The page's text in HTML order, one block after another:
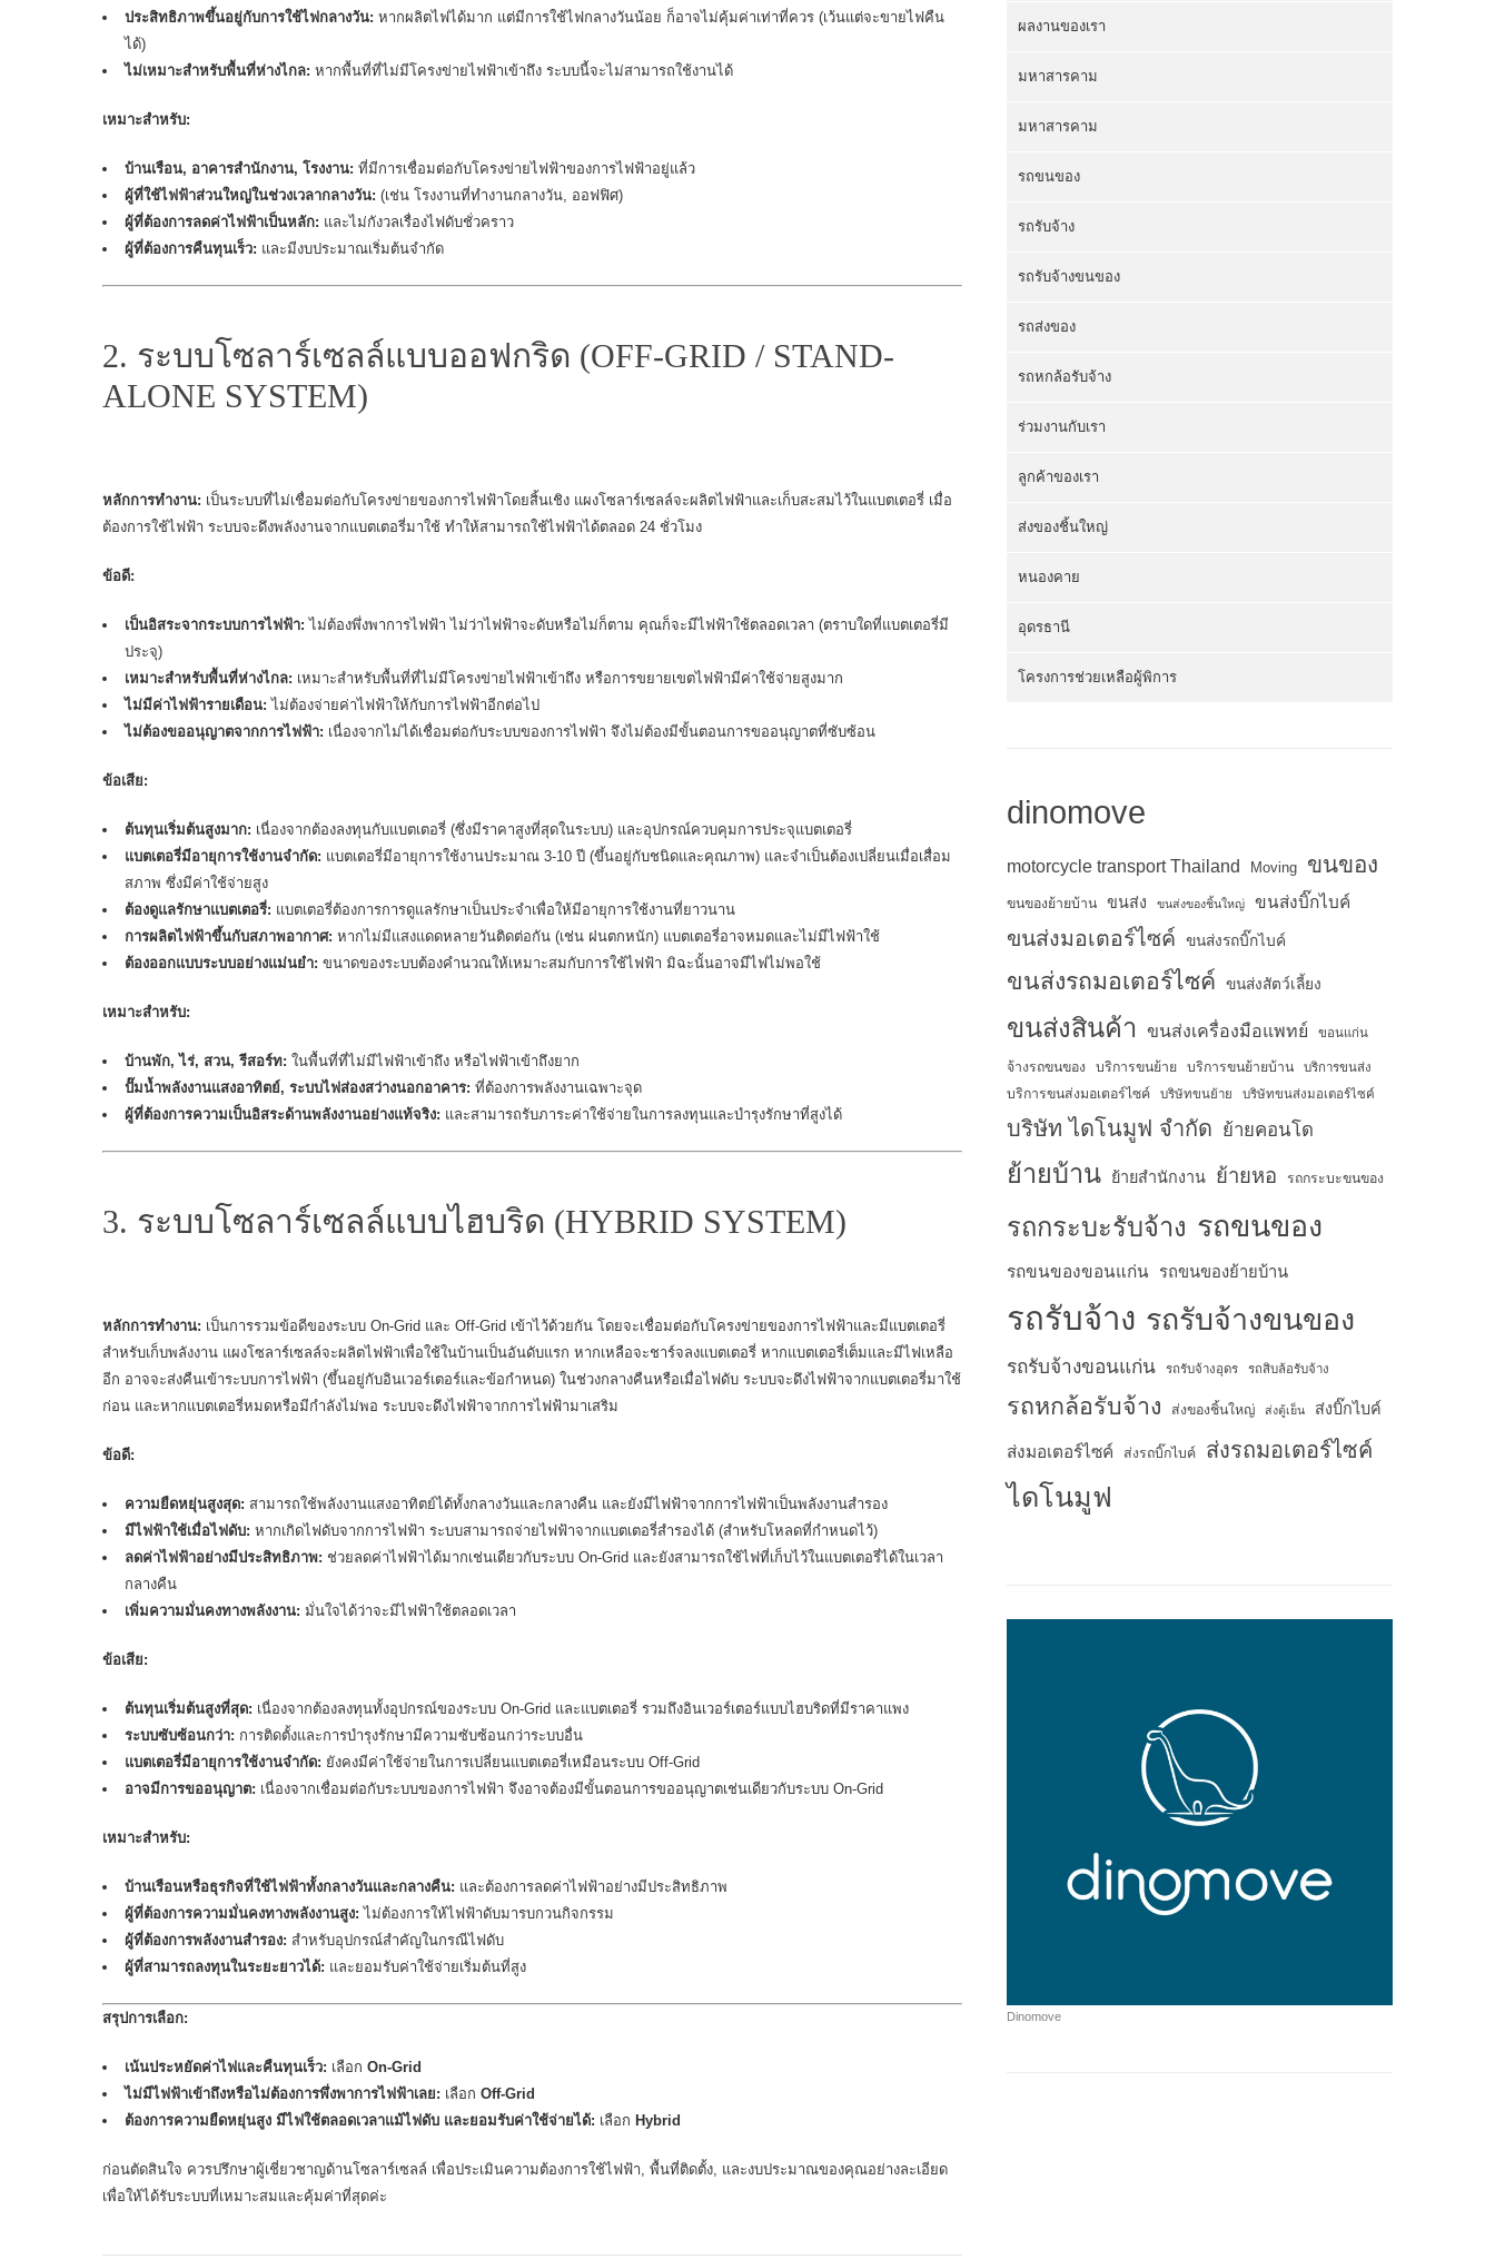
ประสิทธิภาพขึ้นอยู่กับการใช้ไฟกลางวัน: หากผลิตไฟได้มาก แต่มีการใช้ไฟกลางวันน้อย ก็อาจไม่คุ้มค่าเท่าที่ควร (เว้นแต่จะขายไฟคืน
ได้)
ไม่เหมาะสำหรับพื้นที่ห่างไกล: หากพื้นที่ที่ไม่มีโครงข่ายไฟฟ้าเข้าถึง ระบบนี้จะไม่สามารถใช้งานได้
เหมาะสำหรับ:
บ้านเรือน, อาคารสำนักงาน, โรงงาน: ที่มีการเชื่อมต่อกับโครงข่ายไฟฟ้าของการไฟฟ้าอยู่แล้ว
ผู้ที่ใช้ไฟฟ้าส่วนใหญ่ในช่วงเวลากลางวัน: (เช่น โรงงานที่ทำงานกลางวัน, ออฟฟิศ)
ผู้ที่ต้องการลดค่าไฟฟ้าเป็นหลัก: และไม่กังวลเรื่องไฟดับชั่วคราว
ผู้ที่ต้องการคืนทุนเร็ว: และมีงบประมาณเริ่มต้นจำกัด
2. ระบบโซลาร์เซลล์แบบออฟกริด (OFF-GRID / STAND-
ALONE SYSTEM)
หลักการทำงาน: เป็นระบบที่ไม่เชื่อมต่อกับโครงข่ายของการไฟฟ้าโดยสิ้นเชิง แผงโซลาร์เซลล์จะผลิตไฟฟ้าและเก็บสะสมไว้ในแบตเตอรี่ เมื่อ
ต้องการใช้ไฟฟ้า ระบบจะดึงพลังงานจากแบตเตอรี่มาใช้ ทำให้สามารถใช้ไฟฟ้าได้ตลอด 24 ชั่วโมง
ข้อดี:
เป็นอิสระจากระบบการไฟฟ้า: ไม่ต้องพึ่งพาการไฟฟ้า ไม่ว่าไฟฟ้าจะดับหรือไม่ก็ตาม คุณก็จะมีไฟฟ้าใช้ตลอดเวลา (ตราบใดที่แบตเตอรี่มี
ประจุ)
เหมาะสำหรับพื้นที่ห่างไกล: เหมาะสำหรับพื้นที่ที่ไม่มีโครงข่ายไฟฟ้าเข้าถึง หรือการขยายเขตไฟฟ้ามีค่าใช้จ่ายสูงมาก
ไม่มีค่าไฟฟ้ารายเดือน: ไม่ต้องจ่ายค่าไฟฟ้าให้กับการไฟฟ้าอีกต่อไป
ไม่ต้องขออนุญาตจากการไฟฟ้า: เนื่องจากไม่ได้เชื่อมต่อกับระบบของการไฟฟ้า จึงไม่ต้องมีขั้นตอนการขออนุญาตที่ซับซ้อน
ข้อเสีย:
ต้นทุนเริ่มต้นสูงมาก: เนื่องจากต้องลงทุนกับแบตเตอรี่ (ซึ่งมีราคาสูงที่สุดในระบบ) และอุปกรณ์ควบคุมการประจุแบตเตอรี่
แบตเตอรี่มีอายุการใช้งานจำกัด: แบตเตอรี่มีอายุการใช้งานประมาณ 3-10 ปี (ขึ้นอยู่กับชนิดและคุณภาพ) และจำเป็นต้องเปลี่ยนเมื่อเสื่อม
สภาพ ซึ่งมีค่าใช้จ่ายสูง
ต้องดูแลรักษาแบตเตอรี่: แบตเตอรี่ต้องการการดูแลรักษาเป็นประจำเพื่อให้มีอายุการใช้งานที่ยาวนาน
การผลิตไฟฟ้าขึ้นกับสภาพอากาศ: หากไม่มีแสงแดดหลายวันติดต่อกัน (เช่น ฝนตกหนัก) แบตเตอรี่อาจหมดและไม่มีไฟฟ้าใช้
ต้องออกแบบระบบอย่างแม่นยำ: ขนาดของระบบต้องคำนวณให้เหมาะสมกับการใช้ไฟฟ้า มิฉะนั้นอาจมีไฟไม่พอใช้
เหมาะสำหรับ:
บ้านพัก, ไร่, สวน, รีสอร์ท: ในพื้นที่ที่ไม่มีไฟฟ้าเข้าถึง หรือไฟฟ้าเข้าถึงยาก
ปั๊มน้ำพลังงานแสงอาทิตย์, ระบบไฟส่องสว่างนอกอาคาร: ที่ต้องการพลังงานเฉพาะจุด
ผู้ที่ต้องการความเป็นอิสระด้านพลังงานอย่างแท้จริง: และสามารถรับภาระค่าใช้จ่ายในการลงทุนและบำรุงรักษาที่สูงได้
3. ระบบโซลาร์เซลล์แบบไฮบริด (HYBRID SYSTEM)
หลักการทำงาน: เป็นการรวมข้อดีของระบบ On-Grid และ Off-Grid เข้าไว้ด้วยกัน โดยจะเชื่อมต่อกับโครงข่ายของการไฟฟ้าและมีแบตเตอรี่
สำหรับเก็บพลังงาน แผงโซลาร์เซลล์จะผลิตไฟฟ้าเพื่อใช้ในบ้านเป็นอันดับแรก หากเหลือจะชาร์จลงแบตเตอรี่ หากแบตเตอรี่เต็มและมีไฟเหลือ
อีก อาจจะส่งคืนเข้าระบบการไฟฟ้า (ขึ้นอยู่กับอินเวอร์เตอร์และข้อกำหนด) ในช่วงกลางคืนหรือเมื่อไฟดับ ระบบจะดึงไฟฟ้าจากแบตเตอรี่มาใช้
ก่อน และหากแบตเตอรี่หมดหรือมีกำลังไม่พอ ระบบจะดึงไฟฟ้าจากการไฟฟ้ามาเสริม
ข้อดี:
ความยืดหยุ่นสูงสุด: สามารถใช้พลังงานแสงอาทิตย์ได้ทั้งกลางวันและกลางคืน และยังมีไฟฟ้าจากการไฟฟ้าเป็นพลังงานสำรอง
มีไฟฟ้าใช้เมื่อไฟดับ: หากเกิดไฟดับจากการไฟฟ้า ระบบสามารถจ่ายไฟฟ้าจากแบตเตอรี่สำรองได้ (สำหรับโหลดที่กำหนดไว้)
ลดค่าไฟฟ้าอย่างมีประสิทธิภาพ: ช่วยลดค่าไฟฟ้าได้มากเช่นเดียวกับระบบ On-Grid และยังสามารถใช้ไฟที่เก็บไว้ในแบตเตอรี่ได้ในเวลา
กลางคืน
เพิ่มความมั่นคงทางพลังงาน: มั่นใจได้ว่าจะมีไฟฟ้าใช้ตลอดเวลา
ข้อเสีย:
ต้นทุนเริ่มต้นสูงที่สุด: เนื่องจากต้องลงทุนทั้งอุปกรณ์ของระบบ On-Grid และแบตเตอรี่ รวมถึงอินเวอร์เตอร์แบบไฮบริดที่มีราคาแพง
ระบบซับซ้อนกว่า: การติดตั้งและการบำรุงรักษามีความซับซ้อนกว่าระบบอื่น
แบตเตอรี่มีอายุการใช้งานจำกัด: ยังคงมีค่าใช้จ่ายในการเปลี่ยนแบตเตอรี่เหมือนระบบ Off-Grid
อาจมีการขออนุญาต: เนื่องจากเชื่อมต่อกับระบบของการไฟฟ้า จึงอาจต้องมีขั้นตอนการขออนุญาตเช่นเดียวกับระบบ On-Grid
เหมาะสำหรับ:
บ้านเรือนหรือธุรกิจที่ใช้ไฟฟ้าทั้งกลางวันและกลางคืน: และต้องการลดค่าไฟฟ้าอย่างมีประสิทธิภาพ
ผู้ที่ต้องการความมั่นคงทางพลังงานสูง: ไม่ต้องการให้ไฟฟ้าดับมารบกวนกิจกรรม
ผู้ที่ต้องการพลังงานสำรอง: สำหรับอุปกรณ์สำคัญในกรณีไฟดับ
ผู้ที่สามารถลงทุนในระยะยาวได้: และยอมรับค่าใช้จ่ายเริ่มต้นที่สูง
สรุปการเลือก:
เน้นประหยัดค่าไฟและคืนทุนเร็ว: เลือก On-Grid
ไม่มีไฟฟ้าเข้าถึงหรือไม่ต้องการพึ่งพาการไฟฟ้าเลย: เลือก Off-Grid
ต้องการความยืดหยุ่นสูง มีไฟใช้ตลอดเวลาแม้ไฟดับ และยอมรับค่าใช้จ่ายได้: เลือก Hybrid
ก่อนตัดสินใจ ควรปรึกษาผู้เชี่ยวชาญด้านโซลาร์เซลล์ เพื่อประเมินความต้องการใช้ไฟฟ้า, พื้นที่ติดตั้ง, และงบประมาณของคุณอย่างละเอียด
เพื่อให้ได้รับระบบที่เหมาะสมและคุ้มค่าที่สุดค่ะ
ผลงานของเรา
มหาสารคาม
มหาสารคาม
รถขนของ
รถรับจ้าง
รถรับจ้างขนของ
รถส่งของ
รถหกล้อรับจ้าง
ร่วมงานกับเรา
ลูกค้าของเรา
ส่งของชิ้นใหญ่
หนองคาย
อุดรธานี
โครงการช่วยเหลือผู้พิการ
dinomove
motorcycle transport Thailand Moving ขนของ
ขนของย้ายบ้าน ขนส่ง ขนส่งของชิ้นใหญ่ ขนส่งบิ๊กไบค์
ขนส่งมอเตอร์ไซค์ ขนส่งรถบิ๊กไบค์
ขนส่งรถมอเตอร์ไซค์ ขนส่งสัตว์เลี้ยง
ขนส่งสินค้า ขนส่งเครื่องมือแพทย์ ขอนแก่น
จ้างรถขนของ บริการขนย้าย บริการขนย้ายบ้าน บริการขนส่ง
บริการขนส่งมอเตอร์ไซค์ บริษัทขนย้าย บริษัทขนส่งมอเตอร์ไซค์
บริษัท ไดโนมูฟ จำกัด ย้ายคอนโด
ย้ายบ้าน ย้ายสำนักงาน ย้ายหอ รถกระบะขนของ
รถกระบะรับจ้าง รถขนของ
รถขนของขอนแก่น รถขนของย้ายบ้าน
รถรับจ้าง รถรับจ้างขนของ
รถรับจ้างขอนแก่น รถรับจ้างอุดร รถสิบล้อรับจ้าง
รถหกล้อรับจ้าง ส่งของชิ้นใหญ่ ส่งตู้เย็น ส่งบิ๊กไบค์
ส่งมอเตอร์ไซค์ ส่งรถบิ๊กไบค์ ส่งรถมอเตอร์ไซค์
ไดโนมูฟ
Dinomove